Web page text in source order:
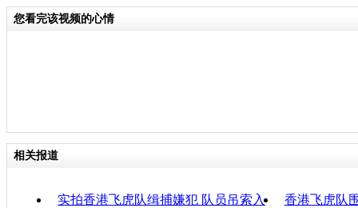
您看完该视频的心情
相关报道
实拍香港飞虎队缉捕嫌犯 队员吊索入
香港飞虎队